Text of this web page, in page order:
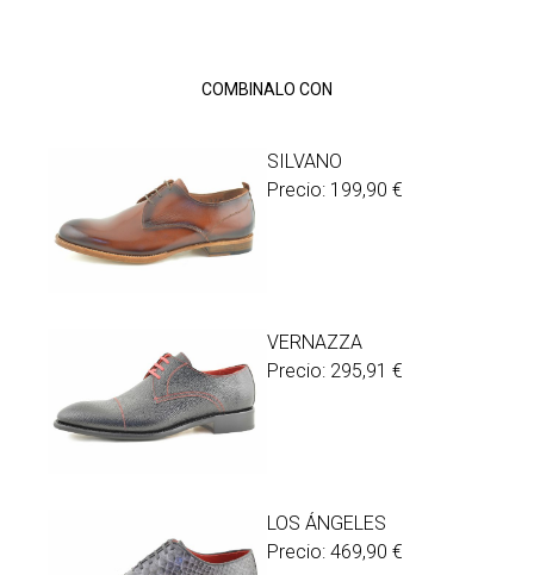
COMBINALO CON
SILVANO
Precio: 199,90 €
VERNAZZA
Precio: 295,91 €
LOS ÁNGELES
Precio: 469,90 €